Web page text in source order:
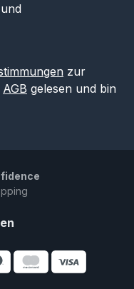
und
zur
AGB gelesen und bin